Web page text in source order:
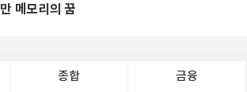
만 메모리의 꿈
종합 금융